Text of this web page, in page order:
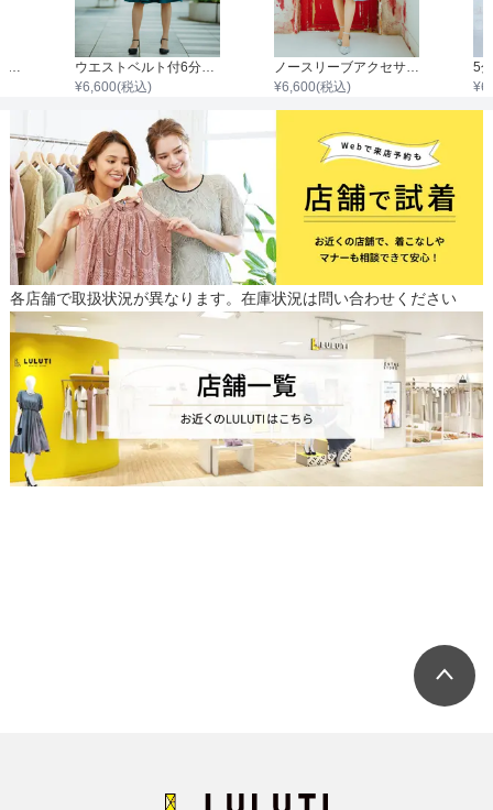
ウエストベルト付6分袖レーストップ切替フレアーワンピース
¥6,600(税込)
ノースリーブアクセサリー付きウエストタックジャガードワンピース
¥6,600(税込) ¥
各店舗で取扱状況が異なります。在庫状況は問い合わせください